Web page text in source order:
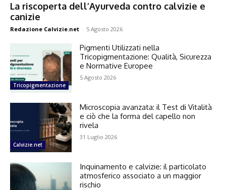
La riscoperta dell’Ayurveda contro calvizie e
canizie
Redazione Calvizie.net - 5 Agosto 2026
Tricopigmentazione
Pigmenti Utilizzati nella
Tricopigmentazione: Qualità, Sicurezza
e Normative Europee
5 Agosto 2026
Calvizie.net
Microscopia avanzata: il Test di Vitalità
e ciò che la forma del capello non
rivela
31 Luglio 2026
Inquinamento e calvizie: il particolato
atmosferico associato a un maggior
rischio